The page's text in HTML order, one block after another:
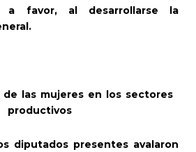
a favor, al desarrollarse la
de las mujeres en los sectores
productivos
diputados presentes avalaron